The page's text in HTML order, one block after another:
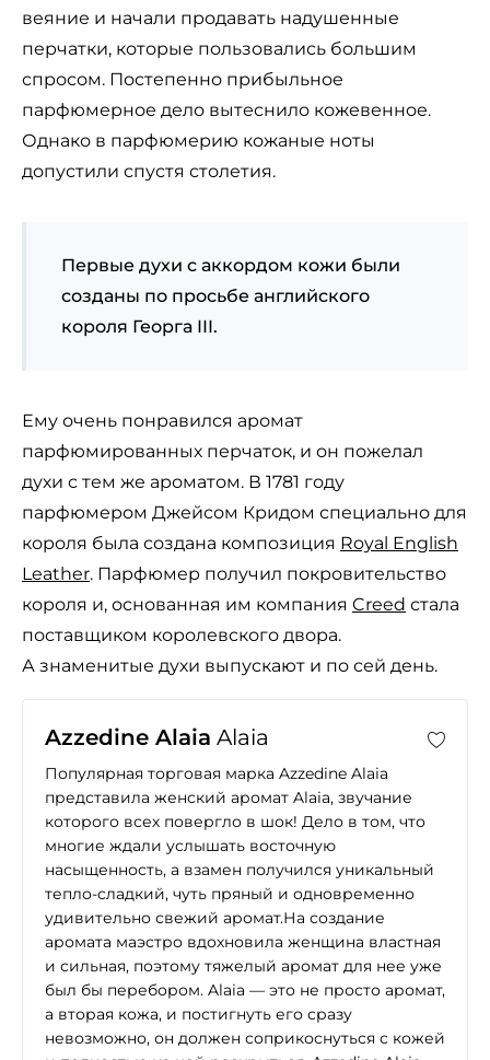
веяние и начали продавать надушенные
перчатки, которые пользовались большим
спросом. Постепенно прибыльное
парфюмерное дело вытеснило кожевенное.
Однако в парфюмерию кожаные ноты
допустили спустя столетия.
Первые духи с аккордом кожи были
созданы по просьбе английского
короля Георга III.
Ему очень понравился аромат
парфюмированных перчаток, и он пожелал
духи с тем же ароматом. В 1781 году
парфюмером Джейсом Кридом специально для
короля была создана композиция Royal English
Leather. Парфюмер получил покровительство
короля и, основанная им компания Creed стала
поставщиком королевского двора.
А знаменитые духи выпускают и по сей день.
Azzedine Alaia Alaia
Популярная торговая марка Azzedine Alaia
представила женский аромат Alaia, звучание
которого всех повергло в шок! Дело в том, что
многие ждали услышать восточную
насыщенность, а взамен получился уникальный
тепло-сладкий, чуть пряный и одновременно
удивительно свежий аромат.На создание
аромата маэстро вдохновила женщина властная
и сильная, поэтому тяжелый аромат для нее уже
был бы перебором. Alaia — это не просто аромат,
а вторая кожа, и постигнуть его сразу
невозможно, он должен соприкоснуться с кожей